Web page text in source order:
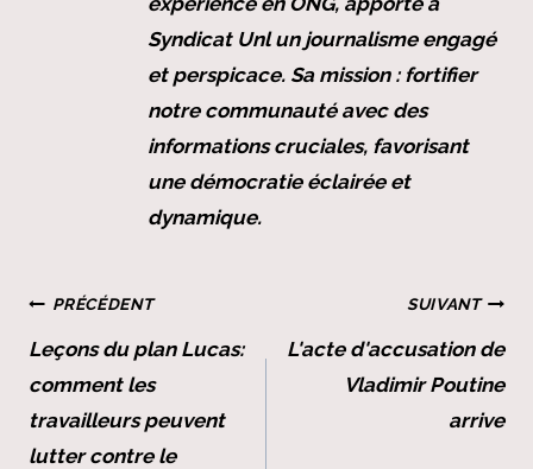
Syndicat Unl un journalisme engagé
et perspicace. Sa mission : fortifier
notre communauté avec des
informations cruciales, favorisant
une démocratie éclairée et
dynamique.
Navigation
de
l’article
PRÉCÉDENT
Leçons du plan Lucas:
comment les
travailleurs peuvent
lutter contre le
SUIVANT
L'acte d'accusation de
Vladimir Poutine
arrive